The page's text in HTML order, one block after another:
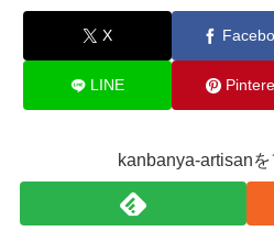
X
LINE
kanbanya-artisan